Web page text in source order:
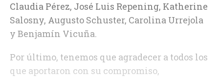
Claudia Pérez, José Luis Repening, Katherine
Salosny, Augusto Schuster, Carolina Urrejola
y Benjamín Vicuña.
Por último, tenemos que agradecer a todos los
que aportaron con su compromiso,